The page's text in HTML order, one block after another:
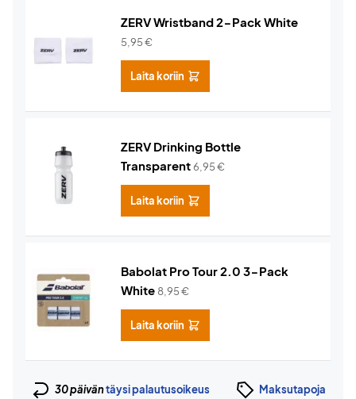
ZERV Wristband 2-Pack White
5,95€
Laita koriin
ZERV Drinking Bottle
Transparent6,95€
Laita koriin
Babolat Pro Tour 2.0 3-Pack
White 8,95€
Laita koriin
30 päiväntäysi palautusoikeus Maksutapoja